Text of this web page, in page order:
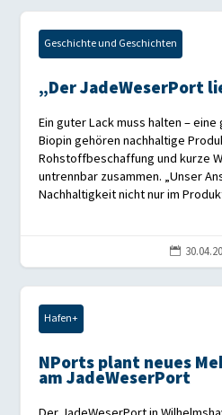
Geschichte und Geschichten
„Der JadeWeserPort
Ein guter Lack muss halten –
Biopin gehören nachhaltige
Rohstoffbeschaffung und kurze
untrennbar zusammen. „Unser
Nachhaltigkeit nicht nur im

Hafen+
NPorts plant neues
am JadeWeserPort